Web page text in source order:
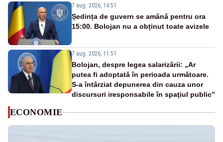
7 aug. 2026, 14:51
Ședința de guvern se amână pentru ora
15:00. Bolojan nu a obținut toate avizele
7 aug. 2026, 11:51
Bolojan, despre legea salarizării: „Ar
putea fi adoptată în perioada următoare.
S-a întârziat depunerea din cauza unor
discursuri iresponsabile în spaţiul public”
ECONOMIE